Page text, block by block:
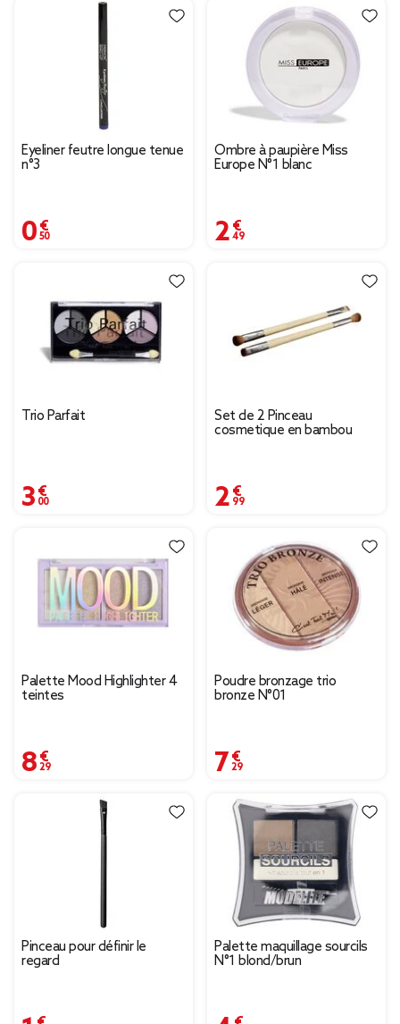
Eyeliner feutre longue tenue
n°3
0,50 €
Ombre à paupière Miss
Europe N°1 blanc
2,49 €
Trio Parfait
3,00 €
Set de 2 Pinceau
cosmetique en bambou
2,99 €
Palette Mood Highlighter 4
teintes
8,29 €
Poudre bronzage trio
bronze N°01
7,29 €
Pinceau pour définir le
regard
1,99 €
Palette maquillage sourcils
N°1 blond/brun
4,99 €